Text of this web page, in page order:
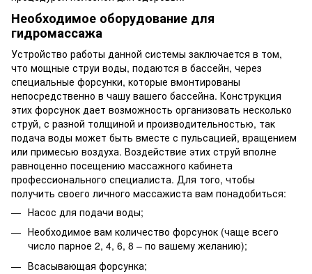
Необходимое оборудование для
гидромассажа
Устройство работы данной системы заключается в том,
что мощные струи воды, подаются в бассейн, через
специальные форсунки, которые вмонтированы
непосредственно в чашу вашего бассейна. Конструкция
этих форсунок дает возможность организовать несколько
струй, с разной толщиной и производительностью, так
подача воды может быть вместе с пульсацией, вращением
или примесью воздуха. Воздействие этих струй вполне
равноценно посещению массажного кабинета
профессионального специалиста. Для того, чтобы
получить своего личного массажиста вам понадобиться:
Насос для подачи воды;
Необходимое вам количество форсунок (чаще всего
число парное 2, 4, 6, 8 – по вашему желанию);
Всасывающая форсунка;